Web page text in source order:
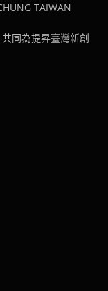
TAIWAN
同為提昇臺灣新創